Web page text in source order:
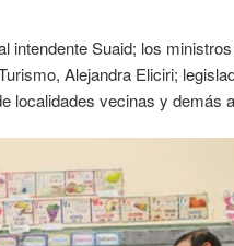
intendente Suaid; los
Alejandra Eliciri;
localidades vecinas y demás